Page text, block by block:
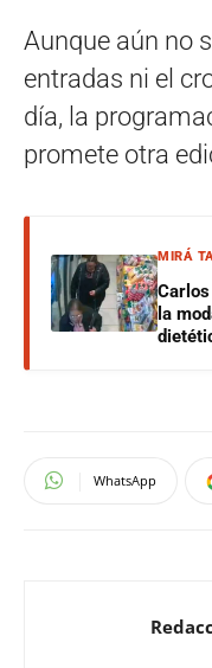
Aunque aún no
entradas ni el
día, la
promete otra
MIRÁ
la
WhatsApp